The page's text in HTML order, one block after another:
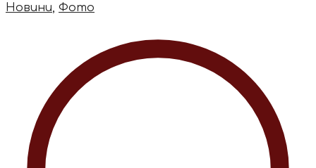
Новини, Фото